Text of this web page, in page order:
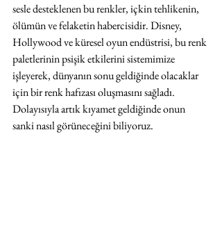
sesle desteklenen bu renkler, içkin tehlikenin,
ölümün ve felaketin habercisidir. Disney,
Hollywood ve küresel oyun endüstrisi, bu renk
paletlerinin psişik etkilerini sistemimize
işleyerek, dünyanın sonu geldiğinde olacaklar
için bir renk hafızası oluşmasını sağladı.
Dolayısıyla artık kıyamet geldiğinde onun
sanki nasıl görüneceğini biliyoruz.